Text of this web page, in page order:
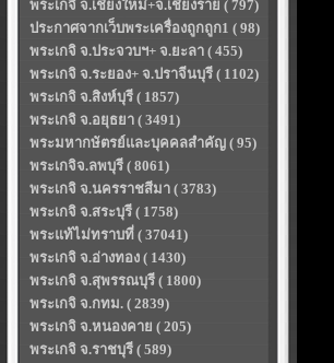
พระเกจิ จ.เชียงใหม่+จ.เชียงราย ( 797)
ประกาศจากเว็บพระเครื่องถูกถูก1 ( 98)
พระเกจิ จ.ประจวบฯ+ จ.ยะลา ( 455)
พระเกจิ จ.ระยอง+ จ.ปราจีนบุรี ( 1102)
พระเกจิ จ.สิงห์บุรี ( 1857)
พระเกจิ จ.อยุธยา ( 3491)
พระมหากษัตรย์และบุคคลสำคัญ ( 95)
พระเกจิจ.ลพบุรี ( 8061)
พระเกจิ จ.นครราชสีมา ( 3783)
พระเกจิ จ.สระบุรี ( 1758)
พระแท้ไม่ทราบที่ ( 37041)
พระเกจิ จ.อ่างทอง ( 1430)
พระเกจิ จ.สุพรรณบุรี ( 1800)
พระเกจิ จ.กทม. ( 2839)
พระเกจิ จ.หนองคาย ( 205)
พระเกจิ จ.ราชบุรี ( 589)